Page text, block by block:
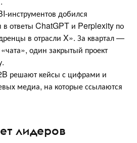
инструментов добился
в ответы ChatGPT и Perplexity по
в отрасли X». За квартал —
один закрытый проект
решают кейсы с цифрами и
медиа, на которые ссылаются
лидеров